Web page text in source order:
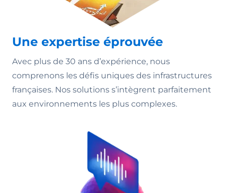
Une expertise éprouvée
Avec plus de 30 ans d’expérience, nous
comprenons les défis uniques des infrastructures
françaises. Nos solutions s’intègrent parfaitement
aux environnements les plus complexes.